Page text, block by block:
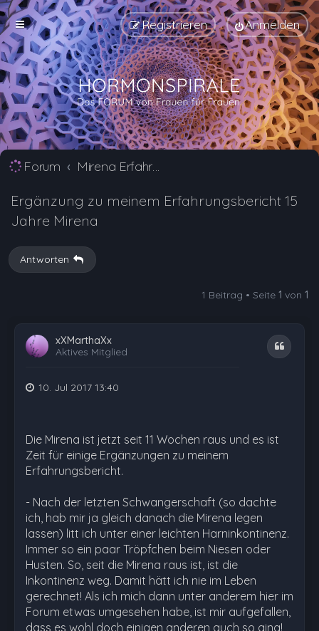
Anmelden
Registrieren
Forum Mirena Erfahrungsberichte und Nebenwirkungen
Ergänzung zu meinem Erfahrungsbericht 15
Jahre Mirena
Antworten
1 Beitrag • Seite 1 von 1
xXMarthaXx
Aktives Mitglied
Zitat
10. Jul 2017 13:40
Die Mirena ist jetzt seit 11 Wochen raus und es ist
Zeit für einige Ergänzungen zu meinem
Erfahrungsbericht.
- Nach der letzten Schwangerschaft (so dachte
ich, hab mir ja gleich danach die Mirena legen
lassen) litt ich unter einer leichten Harninkontinenz.
Immer so ein paar Tröpfchen beim Niesen oder
Husten. So, seit die Mirena raus ist, ist die
Inkontinenz weg. Damit hätt ich nie im Leben
gerechnet! Als ich mich dann unter anderem hier im
Forum etwas umgesehen habe, ist mir aufgefallen,
dass es wohl doch einigen anderen auch so ging!